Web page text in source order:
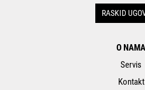
RASKID
O NAMA
Servis
Kontakt